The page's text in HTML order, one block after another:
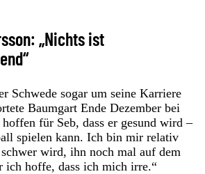
„Nichts ist
Schwede sogar um seine Karriere
Baumgart Ende Dezember bei
für Seb, dass er gesund wird –
spielen kann. Ich bin mir relativ
schwer wird, ihn noch mal auf dem
ich hoffe, dass ich mich irre.“